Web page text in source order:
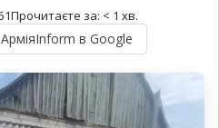
Прочитаєте за: < 1 хв.
АрміяInform в Google